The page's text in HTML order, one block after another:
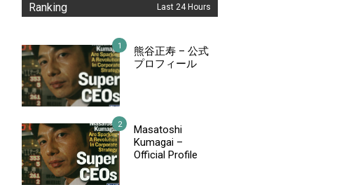
Ranking Last 24 Hours
熊谷正寿 – 公式
プロフィール
Masatoshi
Kumagai –
Official Profile